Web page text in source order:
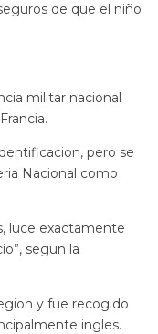
de que el niño
militar nacional
pero se
Nacional como
luce exactamente
segun la
y fue recogido
ingles.